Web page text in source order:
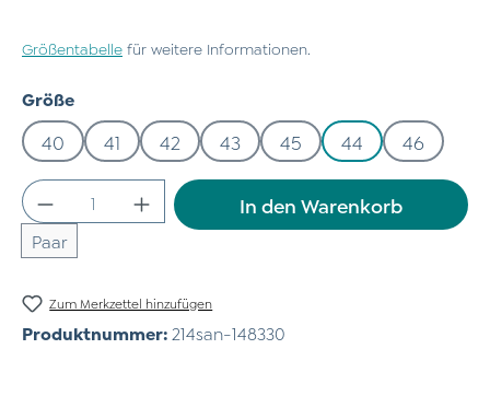
Größentabelle für weitere Informationen.
Größeauswählen
40 41 42 43 45 44 46
Produkt Anzahl: Gib den gewünschten
Paar
In den Warenkorb
Zum Merkzettel hinzufügen
Produktnummer: 214san-148330